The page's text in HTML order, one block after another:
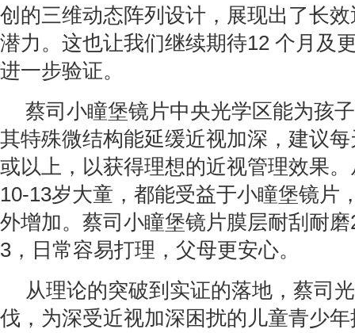
创的三维动态阵列设计，展现出了长
潜力。这也让我们继续期待12 个月及
进一步验证。
蔡司小瞳堡镜片中央光学区能为孩
其特殊微结构能延缓近视加深，建议
或以上，以获得理想的近视管理效果
10-13岁大童，都能受益于小瞳堡镜片
外增加。蔡司小瞳堡镜片膜层耐刮耐
3，日常容易打理，父母更安心。
从理论的突破到实证的落地，蔡司
伐，为深受近视加深困扰的儿童青少